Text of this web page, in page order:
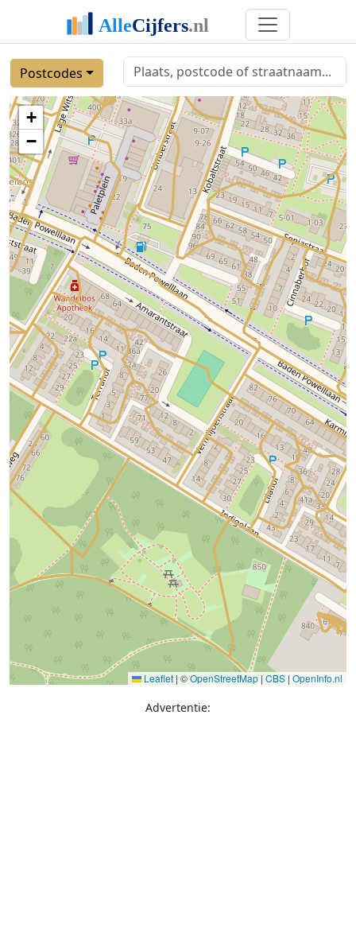
Postcodes
+
−
Leaflet | ©OpenStreetMap | CBS | OpenInfo.nl
Advertentie: